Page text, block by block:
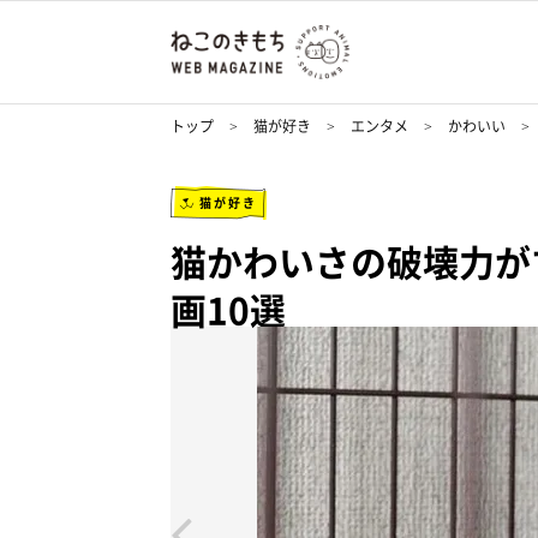
トップ 猫が好き エンタメ かわいい
猫が好き
猫かわいさの破壊力
画10選